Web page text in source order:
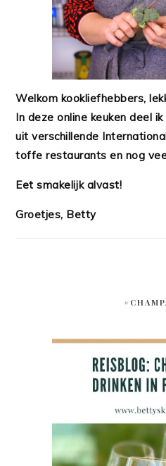
Welkom kookliefhebbers,
In deze online keuken deel
uit verschillende
toffe restaurants en nog
Eet smakelijk alvast!
Groetjes, Betty